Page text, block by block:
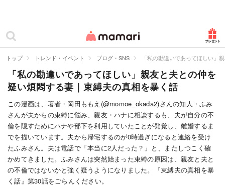
ママリ
カテゴリー一覧
妊娠
出産
赤ちゃん・育児
子育て・家族
病院
美容・ファッション
トップ トレンド・イベント ブログ・SNS 「私の勘違いであってほしい」
「私の勘違いであってほしい」親友と夫との仲を
疑い煩悶する妻｜束縛夫の真相を暴く話
この漫画は、著者・岡田ももえ(@momoe_okada2)さんの知人・ふみ
さんが夫からの束縛に悩み、親友・ハナに相談するも、夫が自分の不
倫を隠すためにハナや部下を利用していたことが発覚し、離婚するま
でを描いています。夫から帰宅するのが0時過ぎになると連絡を受け
たふみさん。夫は電話で「本当に2人だった？」と、またしつこく確
かめてきました。ふみさんは突然始まった束縛の原因は、親友と夫と
の不倫ではないかと強く疑うようになりました。『束縛夫の真相を暴
く話』第30話をごらんください。